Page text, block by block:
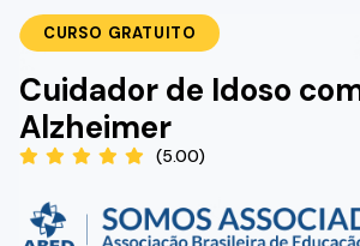
CURSO GRATUITO
Cuidador de Idoso
Alzheimer
(5.00)